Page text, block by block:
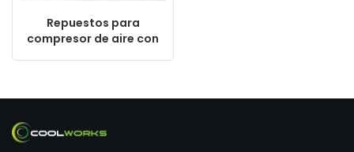
Repuestos para
compresor de aire con